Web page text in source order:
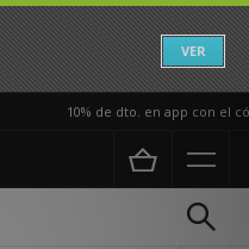
VER
10% de dto. en app con el